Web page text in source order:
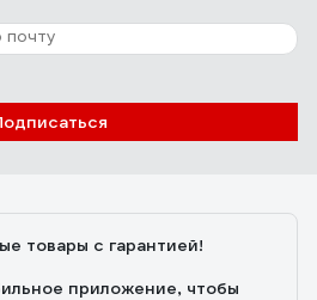
товары с гарантией!
приложение, чтобы